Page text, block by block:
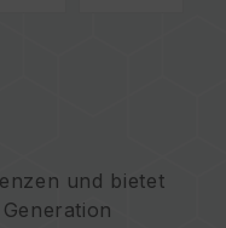
und bietet